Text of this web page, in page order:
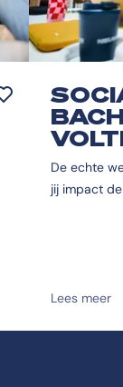
Toevoegen aan
De echte
jij impact
Lees meer